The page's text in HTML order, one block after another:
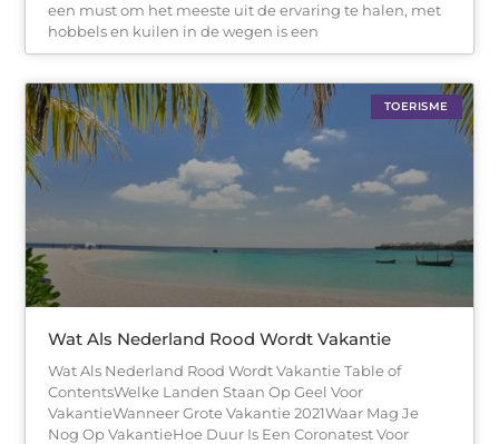
een must om het meeste uit de ervaring te halen, met
hobbels en kuilen in de wegen is een
TOERISME
Wat Als Nederland Rood Wordt Vakantie
Wat Als Nederland Rood Wordt Vakantie Table of
ContentsWelke Landen Staan Op Geel Voor
VakantieWanneer Grote Vakantie 2021Waar Mag Je
Nog Op VakantieHoe Duur Is Een Coronatest Voor